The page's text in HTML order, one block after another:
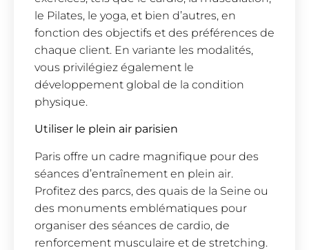
le Pilates, le yoga, et bien d’autres, en
fonction des objectifs et des préférences de
chaque client. En variante les modalités,
vous privilégiez également le
développement global de la condition
physique.
Utiliser le plein air parisien
Paris offre un cadre magnifique pour des
séances d’entraînement en plein air.
Profitez des parcs, des quais de la Seine ou
des monuments emblématiques pour
organiser des séances de cardio, de
renforcement musculaire et de stretching.